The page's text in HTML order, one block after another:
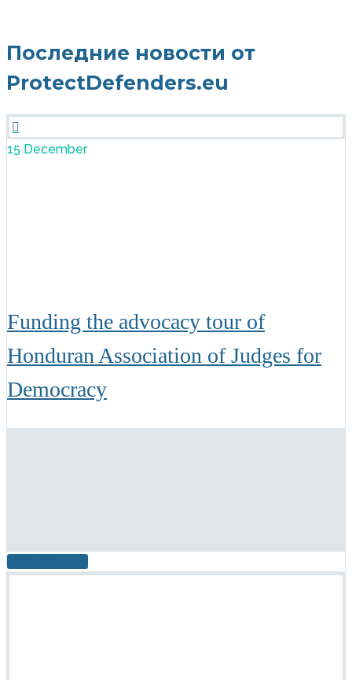
Последние новости от
ProtectDefenders.eu

15 December
Funding the advocacy tour of
Honduran Association of Judges for
Democracy